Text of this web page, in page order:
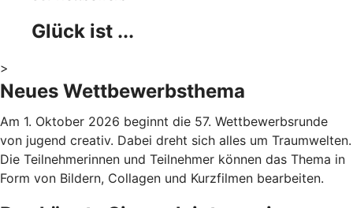
Glück ist ...
>
Neues Wettbewerbsthema
Am 1. Oktober 2026 beginnt die 57. Wettbewerbsrunde
von jugend creativ. Dabei dreht sich alles um Traumwelten.
Die Teilnehmerinnen und Teilnehmer können das Thema in
Form von Bildern, Collagen und Kurzfilmen bearbeiten.